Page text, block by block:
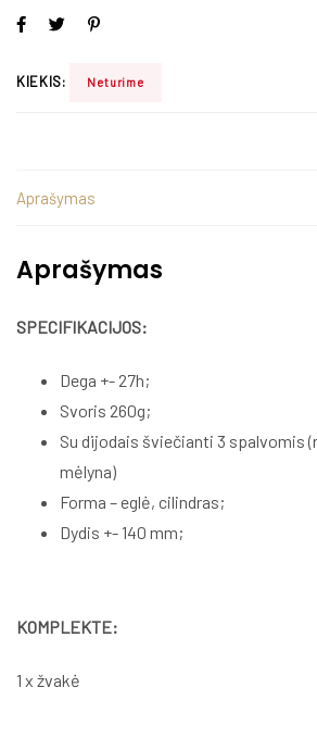
KIEKIS: Neturime
Aprašymas
Aprašymas
SPECIFIKACIJOS:
Dega +- 27h;
Svoris 260g;
Su dijodais šviečianti 3 spalvomis
mėlyna)
Forma – eglė, cilindras;
Dydis +- 140 mm;
KOMPLEKTE:
1 x žvakė